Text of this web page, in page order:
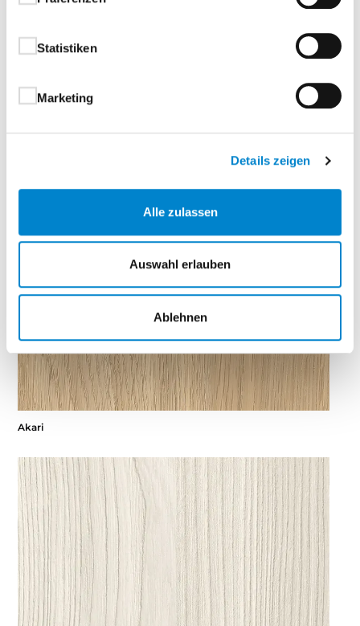
Statistiken
Marketing
Details zeigen
Alle zulassen
Auswahl erlauben
Ablehnen
Akari